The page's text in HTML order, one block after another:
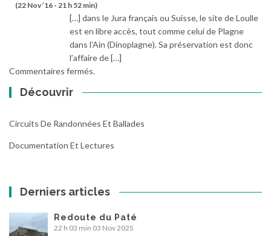
(22 Nov ’16 - 21 h 52 min)
[…] dans le Jura français ou Suisse, le site de Loulle
est en libre accès, tout comme celui de Plagne
dans l’Ain (Dinoplagne). Sa préservation est donc
l’affaire de […]
Commentaires fermés.
Découvrir
Circuits De Randonnées Et Ballades
Documentation Et Lectures
Derniers articles
Redoute du Paté
22 h 03 min 03 Nov 2025